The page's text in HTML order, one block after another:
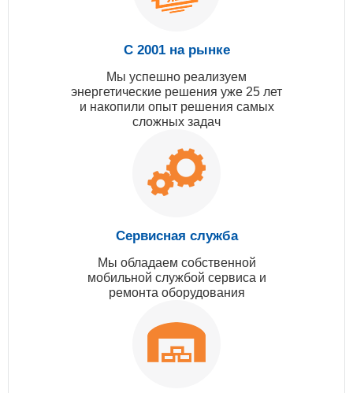
С 2001 на рынке
Мы успешно реализуем
энергетические решения уже 25 лет
и накопили опыт решения самых
сложных задач
Сервисная служба
Мы обладаем собственной
мобильной службой сервиса и
ремонта оборудования